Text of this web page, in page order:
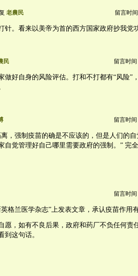
老農民 留言时
针。看来以美帝为首的西方国家政府抄我党
民 留言时间
做好自身的风险评估。打和不打都有“风险”
留言时间
，强制疫苗的确是不应该的，但是人们的
自觉管理好自己哪里需要政府的强制。” 完
留言时间
格兰医学杂志”上发表文章，承认疫苗作用
愿，如有不良后果，政府和药厂不负任何责
到这句话。